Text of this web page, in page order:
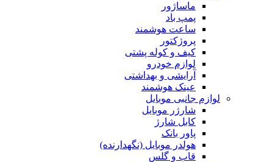
ماساژور
پمپ باد
ساعت هوشمند
پروژکتور
کیف و کوله پشتی
لوازم خودرو
آرایشی و بهداشتی
عینک هوشمند
لوازم جانبی موبایل
شارژر موبایل
کابل شارژ
پاور بانک
هولدر موبایل (نگهدارنده)
قاب و گلس